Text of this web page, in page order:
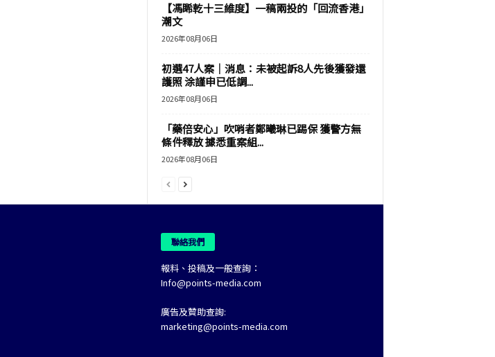
【馮睎乾十三維度】一稿兩投的「回流香港」
潮文
2026年08月06日
初選47人案｜消息：未被起訴8人先後獲發還
護照 涂謹申已低調...
2026年08月06日
「藥倍安心」吹哨者鄭曦琳已踢保 獲警方無
條件釋放 據悉重案組...
2026年08月06日
聯絡我們
報料、投稿及一般查詢：
Info@points-media.com
廣告及贊助查詢:
marketing@points-media.com